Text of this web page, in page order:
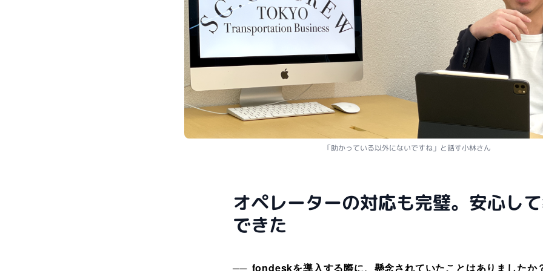
「助かっている以外にないですね」と話す小林さん
オペレーターの対応も完璧。安心し
できた
fondeskを導入する際に、懸念されていたことはありましたか